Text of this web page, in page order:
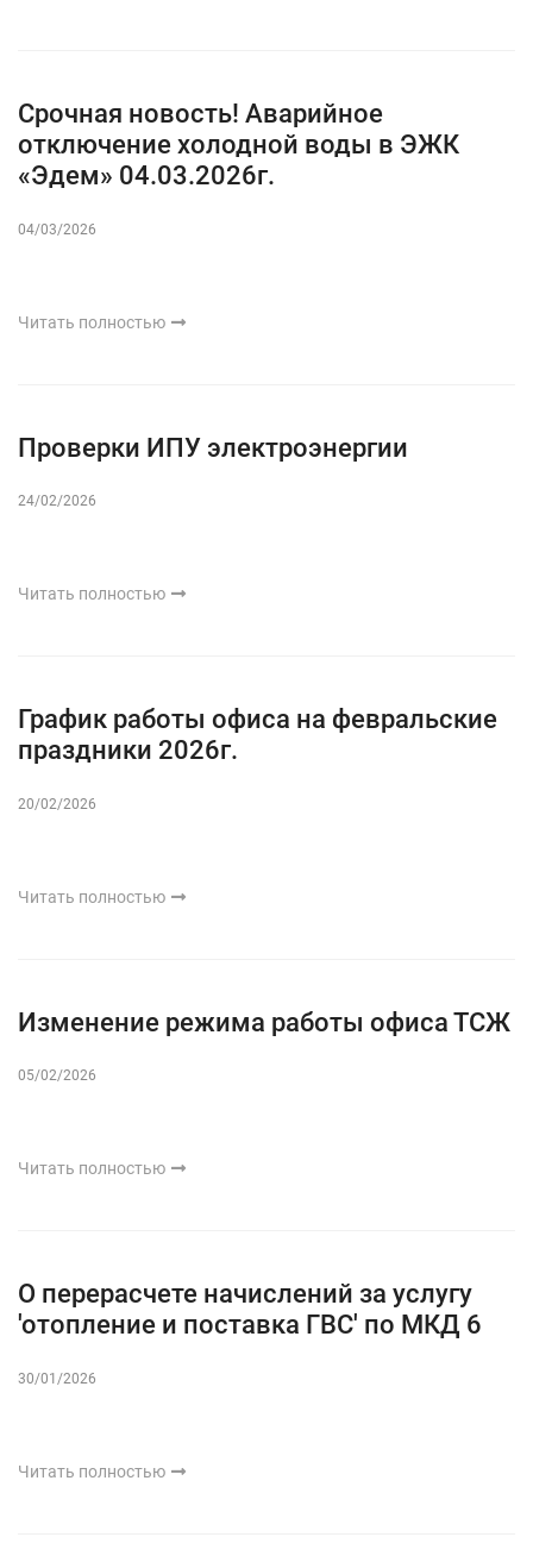
Срочная новость! Аварийное
отключение холодной воды в ЭЖК
«Эдем» 04.03.2026г.
04/03/2026
Читать полностью
Проверки ИПУ электроэнергии
24/02/2026
Читать полностью
График работы офиса на февральские
праздники 2026г.
20/02/2026
Читать полностью
Изменение режима работы офиса ТСЖ
05/02/2026
Читать полностью
О перерасчете начислений за услугу
'отопление и поставка ГВС' по МКД 6
30/01/2026
Читать полностью